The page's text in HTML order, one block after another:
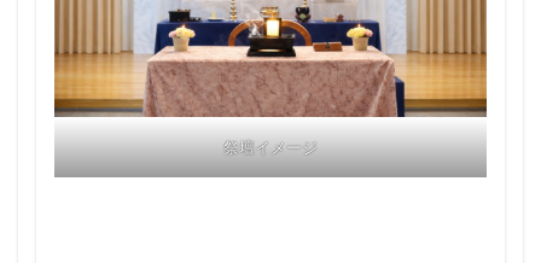
祭壇イメージ